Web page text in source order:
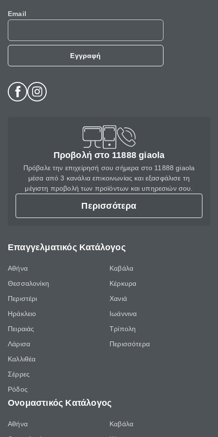
Email
Εγγραφή
Προβολή στο 11888 giaola
Πρόβαλε την επιχείρησή σου σήμερα στο 11888 giaola
μέσα από 3 κανάλια επικοινωνίας και εξασφάλισε τη
μέγιστη προβολή των προϊόντων και υπηρεσιών σου.
Περισσότερα
Επαγγελματικός Κατάλογος
Αθήνα
Θεσσαλονίκη
Περιστέρι
Ηράκλειο
Πειραιάς
Λάρισα
Καλλιθέα
Σέρρες
Ρόδος
Καβάλα
Κέρκυρα
Χανιά
Ιωάννινα
Τρίπολη
Περισσότερα
Ονομαστικός Κατάλογος
Αθήνα
Καβάλα